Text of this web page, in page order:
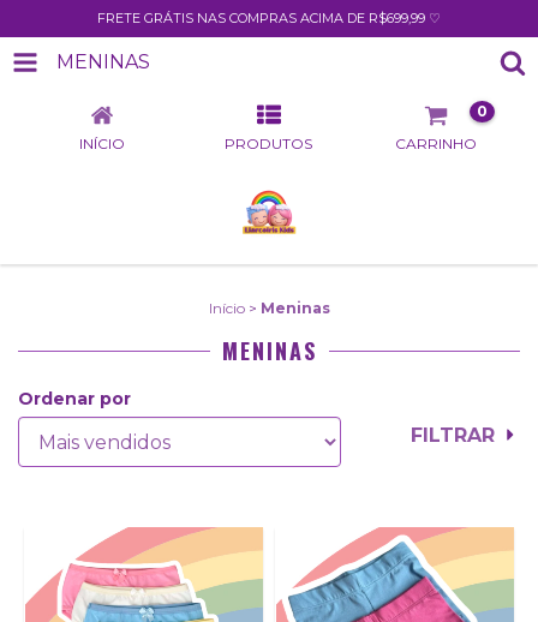
FRETE GRÁTIS NAS COMPRAS ACIMA DE R$699,99 ♡
MENINAS
INÍCIO PRODUTOS CARRINHO
0
Início > Meninas
MENINAS
Ordenar por
FILTRAR